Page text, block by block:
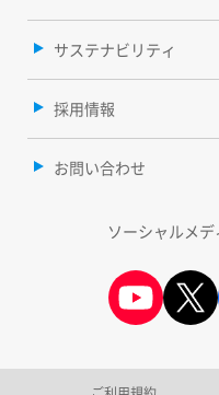
サステナビリティ
採用情報
お問い合わせ
ソーシャルメ